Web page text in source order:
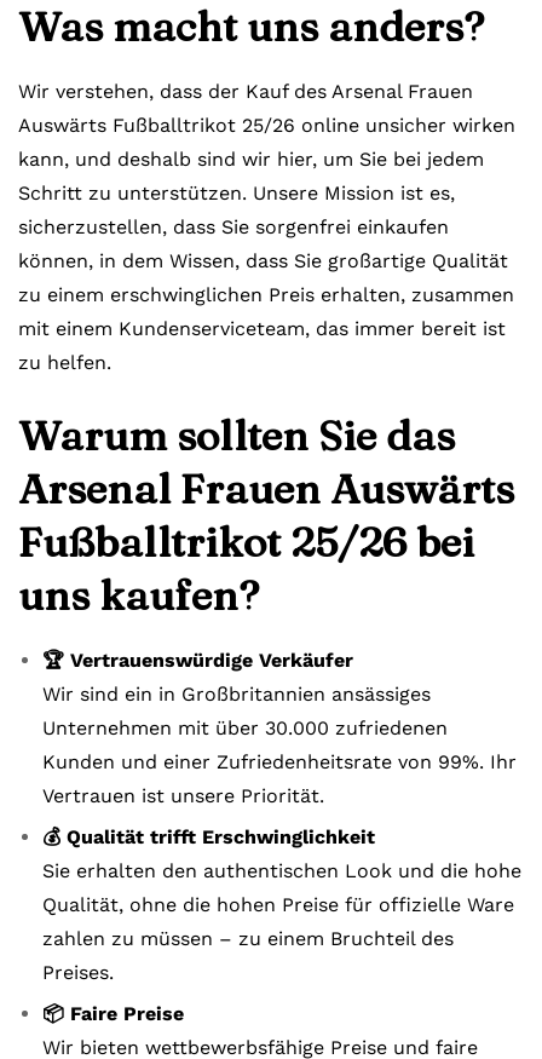
Was macht uns anders?
Wir verstehen, dass der Kauf des Arsenal Frauen
Auswärts Fußballtrikot 25/26 online unsicher wirken
kann, und deshalb sind wir hier, um Sie bei jedem
Schritt zu unterstützen. Unsere Mission ist es,
sicherzustellen, dass Sie sorgenfrei einkaufen
können, in dem Wissen, dass Sie großartige Qualität
zu einem erschwinglichen Preis erhalten, zusammen
mit einem Kundenserviceteam, das immer bereit ist
zu helfen.
Warum sollten Sie das
Arsenal Frauen Auswärts
Fußballtrikot 25/26 bei
uns kaufen?
🏆 Vertrauenswürdige Verkäufer
Wir sind ein in Großbritannien ansässiges
Unternehmen mit über 30.000 zufriedenen
Kunden und einer Zufriedenheitsrate von 99%. Ihr
Vertrauen ist unsere Priorität.
💰 Qualität trifft Erschwinglichkeit
Sie erhalten den authentischen Look und die hohe
Qualität, ohne die hohen Preise für offizielle Ware
zahlen zu müssen – zu einem Bruchteil des
Preises.
📦 Faire Preise
Wir bieten wettbewerbsfähige Preise und faire